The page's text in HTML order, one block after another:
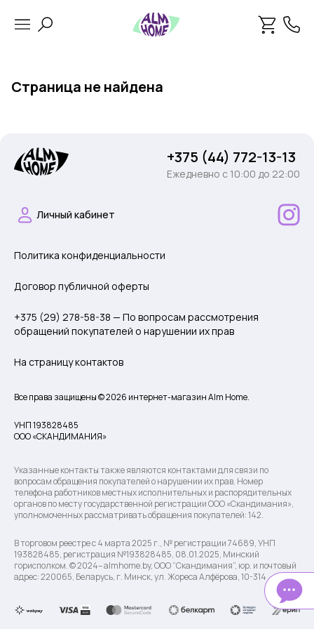
Страница не найдена
+375 (44) 772-13-13
Ежедневно c 10:00 до 22:00
Личный кабинет
Политика конфиденциальности
Договор публичной оферты
+375 (29) 278-58-38 — По вопросам рассмотрения
обращений покупателей о нарушении их прав
На страницу контактов
Все права защищены © 2026 интернет-магазин Alm Home.
УНП 193828485
ООО «СКАНДИМАНИЯ»
Указанные контакты также являются контактами для связи по
вопросам обращения покупателей о нарушении их прав. Номер
телефона работников местных исполнительных и распорядительных
органов по месту государственной регистрации ООО «Скандимания»,
уполномоченных рассматривать обращения покупателей: 142.
В торговом реестре с 4 марта 2025 г., № регистрации 74689, УНП
193828485, регистрация №193828485, 08.01.2025, Минский
горисполком. © 2024– almhome.by, ООО “Скандимания”, юр. и почтовый
адрес: 220065, Беларусь, г. Минск, ул. Жореса Алфёрова, 10-314